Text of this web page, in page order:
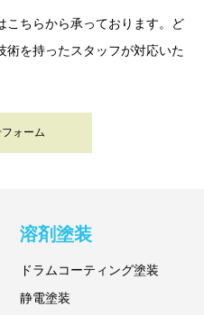
こちらから承っております。ど
術を持ったスタッフが対応いた
ォーム
溶剤塗装
ドラムコーティング塗装
静電塗装